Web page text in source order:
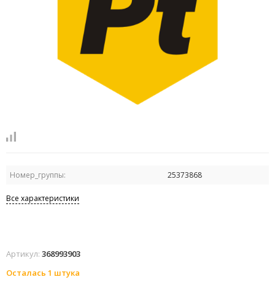
Номер_группы: 25373868
Все характеристики
Артикул: 368993903
Осталась 1 штука